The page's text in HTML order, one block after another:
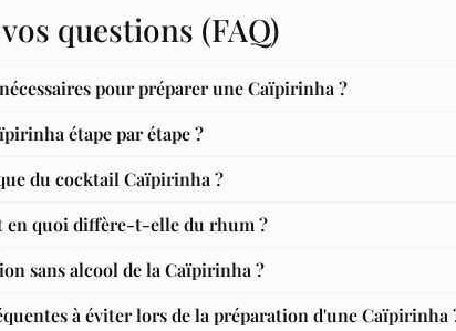
questions (FAQ)
pour préparer une Caïpirinha ?
étape par étape ?
du cocktail Caïpirinha ?
en quoi diffère-t-elle du rhum ?
sans alcool de la Caïpirinha ?
à éviter lors de la préparation d'une Caïpirinha